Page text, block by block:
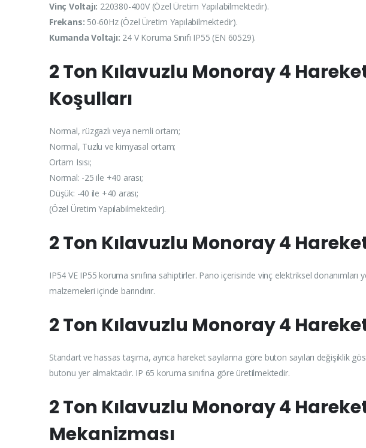
Vinç Voltajı: 220380-400V (Özel Üretim Yapılabilmektedir).
Frekans: 50-60Hz (Özel Üretim Yapılabilmektedir).
Kumanda Voltajı: 24 V Koruma Sınıfı IP55 (EN 60529).
2 Ton Kılavuzlu Monoray 4
Koşulları
Normal, rüzgazlı veya nemli ortam;
Normal, Tuzlu ve kimyasal ortam;
Ortam Isısı;
Normal: -25 ile +40 arası;
Düşük: -40 ile +40 arası;
(Özel Üretim Yapılabilmektedir).
2 Ton Kılavuzlu Monoray 4
IP54 VE IP55 koruma sınıfına sahiptirler. Pano içerisinde vinç elektriksel
malzemeleri içinde barındırır.
2 Ton Kılavuzlu Monoray 4
Standart ve hassas taşıma, ayrıca hareket sayılarına göre buton sayıları
butonu yer almaktadır. IP 65 koruma sınıfına göre üretilmektedir.
2 Ton Kılavuzlu Monoray 4
Mekanizması